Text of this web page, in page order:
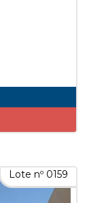
Lote nº 0159